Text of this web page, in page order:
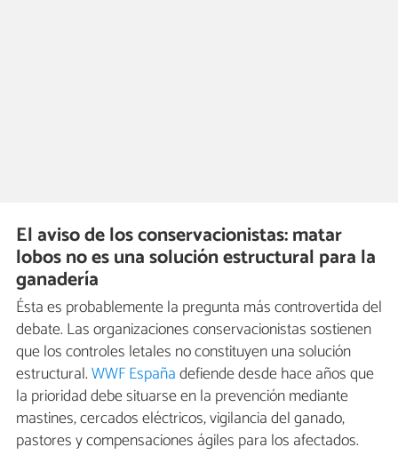
El aviso de los conservacionistas: matar
lobos no es una solución estructural para la
ganadería
Ésta es probablemente la pregunta más controvertida del
debate. Las organizaciones conservacionistas sostienen
que los controles letales no constituyen una solución
estructural.WWF Españadefiende desde hace años que
la prioridad debe situarse en la prevención mediante
mastines, cercados eléctricos, vigilancia del ganado,
pastores y compensaciones ágiles para los afectados.